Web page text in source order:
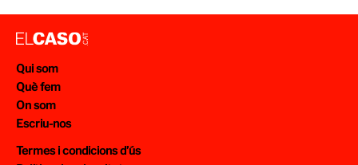
Qui som
Què fem
On som
Escriu-nos
Termes i condicions d’ús